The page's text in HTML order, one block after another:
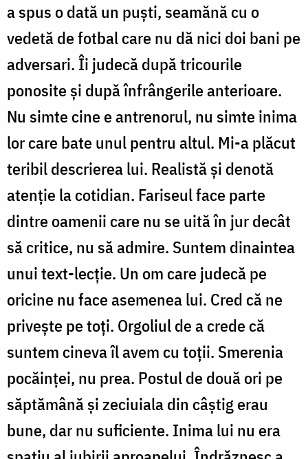
a spus o dată un puști, seamănă cu o
vedetă de fotbal care nu dă nici doi bani pe
adversari. Îi judecă după tricourile
ponosite și după înfrângerile anterioare.
Nu simte cine e antrenorul, nu simte inima
lor care bate unul pentru altul. Mi-a plăcut
teribil descrierea lui. Realistă și denotă
atenție la cotidian. Fariseul face parte
dintre oamenii care nu se uită în jur decât
să critice, nu să admire. Suntem dinaintea
unui text-lecție. Un om care judecă pe
oricine nu face asemenea lui. Cred că ne
privește pe toți. Orgoliul de a crede că
suntem cineva îl avem cu toții. Smerenia
pocăinței, nu prea. Postul de două ori pe
săptămână și zeciuiala din câștig erau
bune, dar nu suficiente. Inima lui nu era